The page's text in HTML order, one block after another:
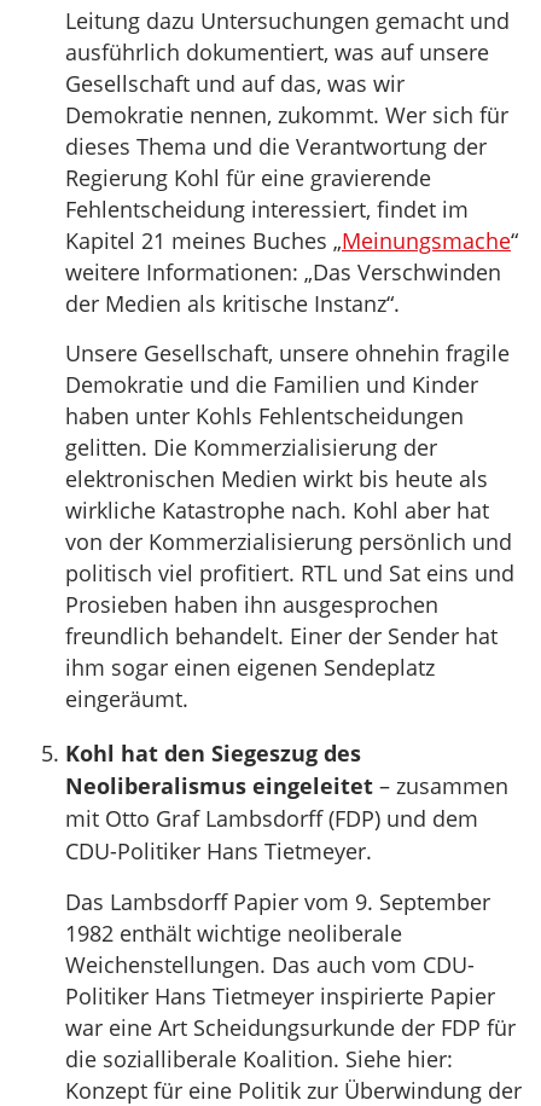
Leitung dazu Untersuchungen gemacht und
ausführlich dokumentiert, was auf unsere
Gesellschaft und auf das, was wir
Demokratie nennen, zukommt. Wer sich für
dieses Thema und die Verantwortung der
Regierung Kohl für eine gravierende
Fehlentscheidung interessiert, findet im
Kapitel 21 meines Buches „Meinungsmache“
weitere Informationen: „Das Verschwinden
der Medien als kritische Instanz“.
Unsere Gesellschaft, unsere ohnehin fragile
Demokratie und die Familien und Kinder
haben unter Kohls Fehlentscheidungen
gelitten. Die Kommerzialisierung der
elektronischen Medien wirkt bis heute als
wirkliche Katastrophe nach. Kohl aber hat
von der Kommerzialisierung persönlich und
politisch viel profitiert. RTL und Sat eins und
Prosieben haben ihn ausgesprochen
freundlich behandelt. Einer der Sender hat
ihm sogar einen eigenen Sendeplatz
eingeräumt.
Kohl hat den Siegeszug des
Neoliberalismus eingeleitet – zusammen
mit Otto Graf Lambsdorff (FDP) und dem
CDU-Politiker Hans Tietmeyer.
Das Lambsdorff Papier vom 9. September
1982 enthält wichtige neoliberale
Weichenstellungen. Das auch vom CDU-
Politiker Hans Tietmeyer inspirierte Papier
war eine Art Scheidungsurkunde der FDP für
die sozialliberale Koalition. Siehe hier:
Konzept für eine Politik zur Überwindung der